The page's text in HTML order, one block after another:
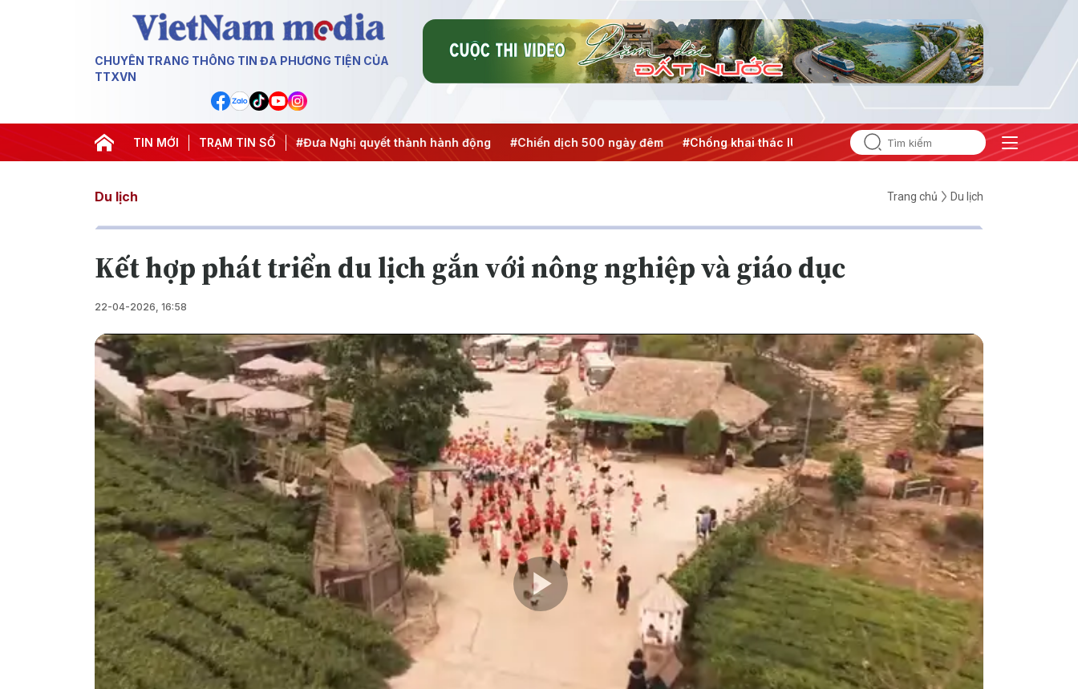
CHUYÊN TRANG THÔNG TIN ĐA PHƯƠNG TIỆN CỦA
TTXVN
TIN MỚI TRẠM TIN SỐ
#APEC 2027 #Đưa Nghị quyết thành hành động #Chiến dịch 500 ngày đêm #Chống khai thác IUU #Căng thẳng Trung Đông #An ninh năng lượng #Bảo vệ
Du lịch Trang chủ Du lịch
Kết hợp phát triển du lịch gắn với nông nghiệp và giáo dục
22-04-2026, 16:58
Play
Video